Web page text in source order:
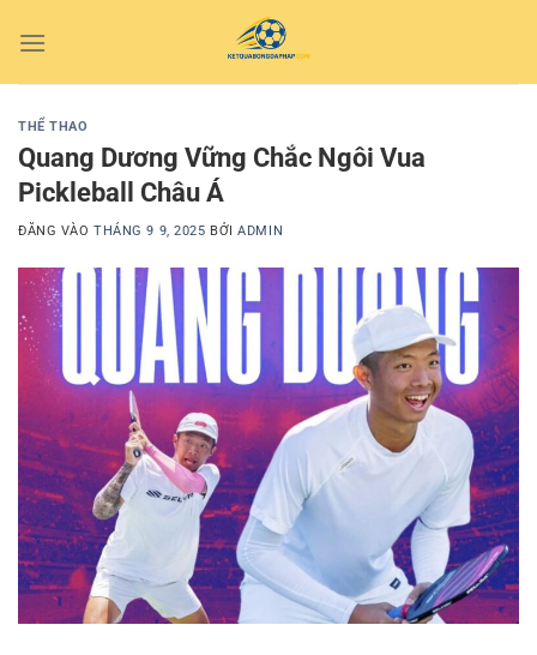
qua
THỂ THAO
Quang Dương Vững Chắc Ngôi Vua
Pickleball Châu Á
ĐĂNG VÀOTHÁNG 9 9, 2025 BỞIADMIN